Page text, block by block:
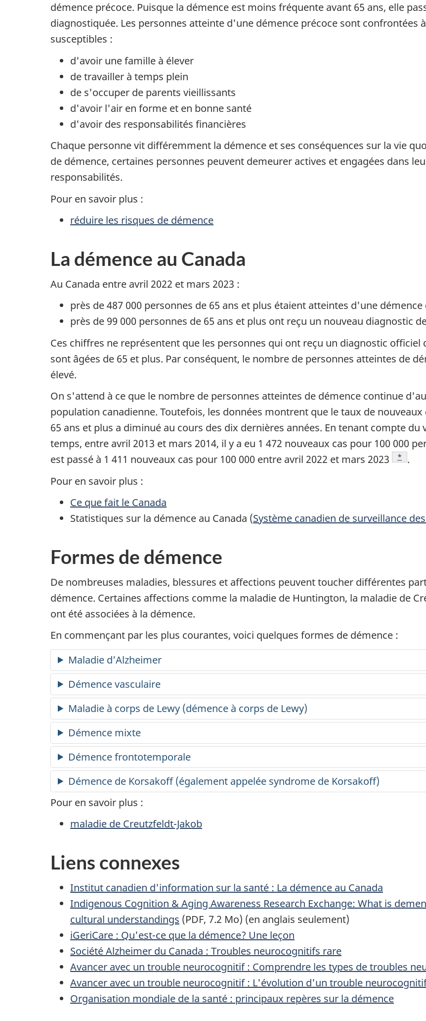
démence précoce. Puisque la démence est moins fréquente avant 65 ans, elle
diagnostiquée. Les personnes atteinte d'une démence précoce sont confrontées
susceptibles :
d'avoir une famille à élever
de travailler à temps plein
de s'occuper de parents vieillissants
d'avoir l'air en forme et en bonne santé
d'avoir des responsabilités financières
Chaque personne vit différemment la démence et ses conséquences sur la vie
de démence, certaines personnes peuvent demeurer actives et engagées dans
responsabilités.
Pour en savoir plus :
réduire les risques de démence
La démence au Canada
Au Canada entre avril 2022 et mars 2023 :
près de 487 000 personnes de 65 ans et plus étaient atteintes d'une
près de 99 000 personnes de 65 ans et plus ont reçu un nouveau diagnostic
Ces chiffres ne représentent que les personnes qui ont reçu un diagnostic
sont âgées de 65 et plus. Par conséquent, le nombre de personnes atteintes de
élevé.
On s'attend à ce que le nombre de personnes atteintes de démence continue
population canadienne. Toutefois, les données montrent que le taux de
65 ans et plus a diminué au cours des dix dernières années. En tenant compte
temps, entre avril 2013 et mars 2014, il y a eu 1 472 nouveaux cas pour 100 000
est passé à 1 411 nouveaux cas pour 100 000 entre avril 2022 et mars 2023
Note de
*
.
Pour en savoir plus :
Ce que fait le Canada
Statistiques sur la démence au Canada (Système canadien de surveillance
Formes de démence
De nombreuses maladies, blessures et affections peuvent toucher différentes
démence. Certaines affections comme la maladie de Huntington, la maladie de
ont été associées à la démence.
En commençant par les plus courantes, voici quelques formes de démence :
Maladie d’Alzheimer
Démence vasculaire
Maladie à corps de Lewy (démence à corps de Lewy)
Démence mixte
Démence frontotemporale
Démence de Korsakoff (également appelée syndrome de Korsakoff)
Pour en savoir plus :
maladie de Creutzfeldt-Jakob
Liens connexes
Institut canadien d'information sur la santé : La démence au Canada
Indigenous Cognition & Aging Awareness Research Exchange: What is
cultural understandings (PDF, 7.2 Mo) (en anglais seulement)
iGeriCare : Qu'est-ce que la démence? Une leçon
Société Alzheimer du Canada : Troubles neurocognitifs rare
Avancer avec un trouble neurocognitif : Comprendre les types de troubles
Avancer avec un trouble neurocognitif : L'évolution d'un trouble
Organisation mondiale de la santé : principaux repères sur la démence